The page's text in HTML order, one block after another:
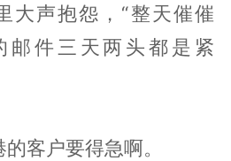
大声抱怨，“整天催催
邮件三天两头都是紧
客户要得急啊。